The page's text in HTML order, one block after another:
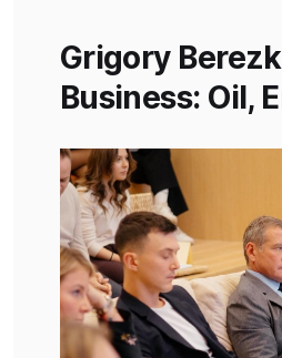
Grigory
Business: Oil,